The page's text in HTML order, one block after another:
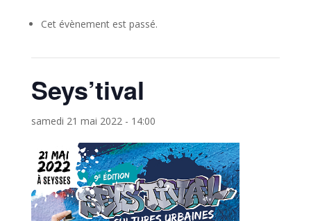
Cet évènement est passé.
Seys’tival
samedi 21 mai 2022 - 14:00